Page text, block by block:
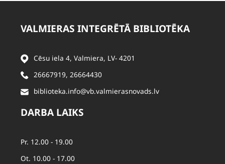
VALMIERAS INTEGRĒTĀ BIBLIOTĒKA
Cēsu iela 4, Valmiera, LV- 4201
26667919, 26664430
biblioteka.info@vb.valmierasnovads.lv
DARBA LAIKS
Pr. 12.00 - 19.00
Ot. 10.00 - 17.00